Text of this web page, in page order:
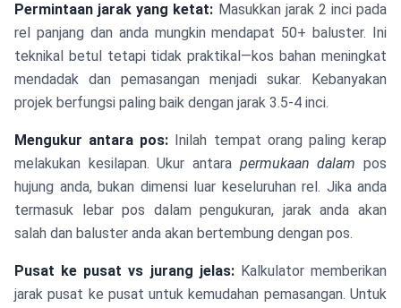
Permintaan jarak yang ketat: Masukkan jarak 2 inci pada
rel panjang dan anda mungkin mendapat 50+ baluster. Ini
teknikal betul tetapi tidak praktikal—kos bahan meningkat
mendadak dan pemasangan menjadi sukar. Kebanyakan
projek berfungsi paling baik dengan jarak 3.5-4 inci.
Mengukur antara pos: Inilah tempat orang paling kerap
melakukan kesilapan. Ukur antara permukaan dalam pos
hujung anda, bukan dimensi luar keseluruhan rel. Jika anda
termasuk lebar pos dalam pengukuran, jarak anda akan
salah dan baluster anda akan bertembung dengan pos.
Pusat ke pusat vs jurang jelas:Kalkulator memberikan
jarak pusat ke pusat untuk kemudahan pemasangan. Untuk